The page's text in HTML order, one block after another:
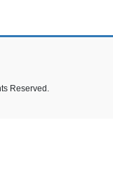
Reserved.